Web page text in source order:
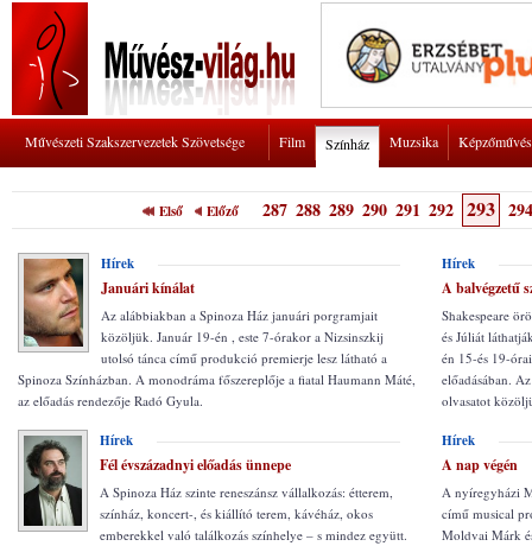
Művészeti Szakszervezetek Szövetsége Film Színház Muzsika
Első Előző 287 288 289 290 291 292 293 294
Hírek
Januári kínálat
Az alábbiakban a Spinoza Ház januári porgramjait
közöljük. Január 19-én , este 7-órakor a Nizsinszkij
utolsó tánca című produkció premierje lesz látható a
Spinoza Színházban. A monodráma főszereplője a fiatal Haumann Máté,
az előadás rendezője Radó Gyula.
Hírek
Fél évszázadnyi előadás ünnepe
A Spinoza Ház szinte reneszánsz vállalkozás: étterem,
színház, koncert-, és kiállító terem, kávéház, okos
emberekkel való találkozás színhelye – s mindez együtt.
Hírek
A balvégzetű
Shakespeare
és Júliát
én 15-és 19-
előadásában.
olvasatot
Hírek
A nap végén
A nyíregyházi
című musical
Moldvai Márk